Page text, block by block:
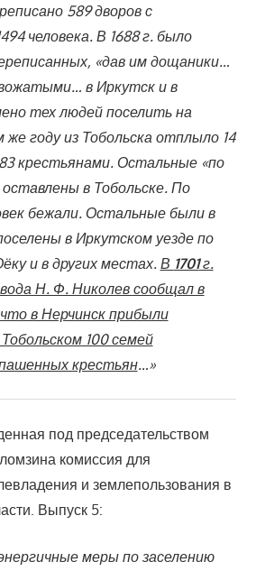
589 дворов с
человека. В 1688 г. было
«дав им дощаники…
в Иркутск и в
тех людей поселить на
году из Тобольска отплыло 14
крестьянами. Остальные «по
в Тобольске. По
бежали. Остальные были в
в Иркутском уезде по
и в других местах. В 1701г.
Н. Ф. Николев сообщал в
в Нерчинск прибыли
100 семей
крестьян…»
под председательством
комиссия для
и землепользования в
Выпуск 5:
меры по заселению